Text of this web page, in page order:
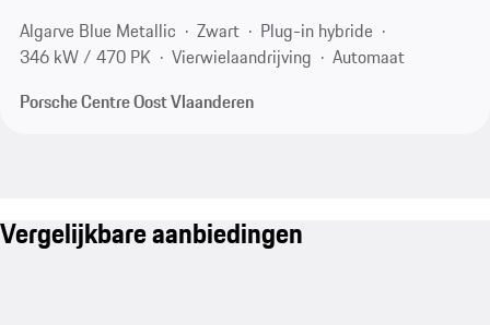
Algarve Blue Metallic
Zwart
Plug-in hybride
346 kW / 470 PK
Vierwielaandrijving
Automaat
Porsche Centre Oost Vlaanderen
Vergelijkbare aanbiedingen